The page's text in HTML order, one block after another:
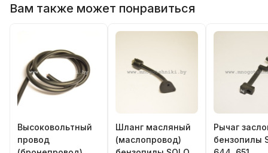
Вам также может понравиться
Высоковольтный
провод
Шланг масляный
(маслопровод)
Рычаг
бензопилы